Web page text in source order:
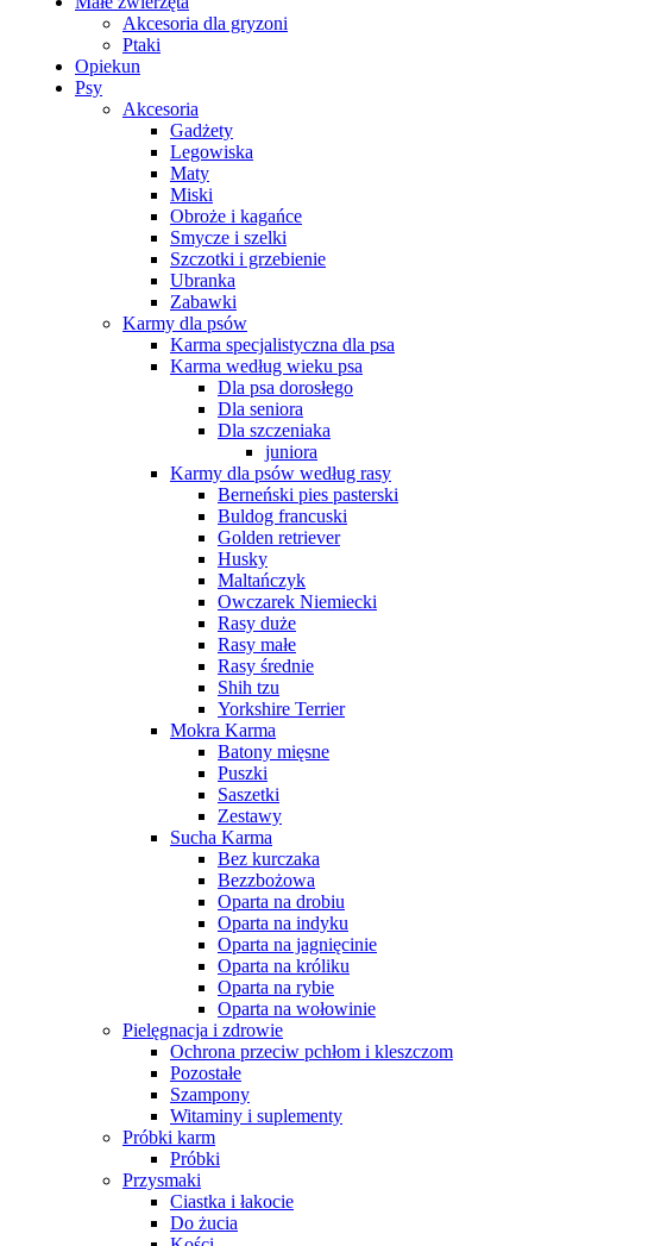
Akcesoria dla gryzoni
Ptaki
Opiekun
Psy
Akcesoria
Gadżety
Legowiska
Maty
Miski
Obroże i kagańce
Smycze i szelki
Szczotki i grzebienie
Ubranka
Zabawki
Karmy dla psów
Karma specjalistyczna dla psa
Karma według wieku psa
Dla psa dorosłego
Dla seniora
Dla szczeniaka
juniora
Karmy dla psów według rasy
Berneński pies pasterski
Buldog francuski
Golden retriever
Husky
Maltańczyk
Owczarek Niemiecki
Rasy duże
Rasy małe
Rasy średnie
Shih tzu
Yorkshire Terrier
Mokra Karma
Batony mięsne
Puszki
Saszetki
Zestawy
Sucha Karma
Bez kurczaka
Bezzbożowa
Oparta na drobiu
Oparta na indyku
Oparta na jagnięcinie
Oparta na króliku
Oparta na rybie
Oparta na wołowinie
Pielęgnacja i zdrowie
Ochrona przeciw pchłom i kleszczom
Pozostałe
Szampony
Witaminy i suplementy
Próbki karm
Próbki
Przysmaki
Ciastka i łakocie
Do żucia